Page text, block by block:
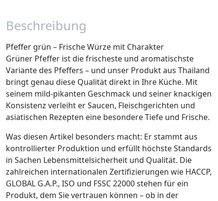
Beschreibung
Pfeffer grün – Frische Würze mit Charakter
Grüner Pfeffer ist die frischeste und aromatischste
Variante des Pfeffers – und unser Produkt aus Thailand
bringt genau diese Qualität direkt in Ihre Küche. Mit
seinem mild-pikanten Geschmack und seiner knackigen
Konsistenz verleiht er Saucen, Fleischgerichten und
asiatischen Rezepten eine besondere Tiefe und Frische.
Was diesen Artikel besonders macht: Er stammt aus
kontrollierter Produktion und erfüllt höchste Standards
in Sachen Lebensmittelsicherheit und Qualität. Die
zahlreichen internationalen Zertifizierungen wie HACCP,
GLOBAL G.A.P., ISO und FSSC 22000 stehen für ein
Produkt, dem Sie vertrauen können – ob in der